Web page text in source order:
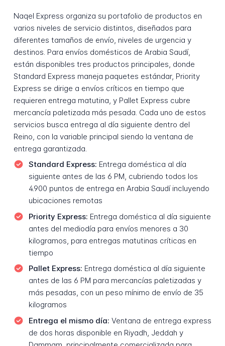
Naqel Express organiza su portafolio de productos en
varios niveles de servicio distintos, diseñados para
diferentes tamaños de envío, niveles de urgencia y
destinos. Para envíos domésticos de Arabia Saudí,
están disponibles tres productos principales, donde
Standard Express maneja paquetes estándar, Priority
Express se dirige a envíos críticos en tiempo que
requieren entrega matutina, y Pallet Express cubre
mercancía paletizada más pesada. Cada uno de estos
servicios busca entrega al día siguiente dentro del
Reino, con la variable principal siendo la ventana de
entrega garantizada.
Standard Express: Entrega doméstica al día
siguiente antes de las 6 PM, cubriendo todos los
4.900 puntos de entrega en Arabia Saudí incluyendo
ubicaciones remotas
Priority Express: Entrega doméstica al día siguiente
antes del mediodía para envíos menores a 30
kilogramos, para entregas matutinas críticas en
tiempo
Pallet Express: Entrega doméstica al día siguiente
antes de las 6 PM para mercancías paletizadas y
más pesadas, con un peso mínimo de envío de 35
kilogramos
Entrega el mismo día: Ventana de entrega express
de dos horas disponible en Riyadh, Jeddah y